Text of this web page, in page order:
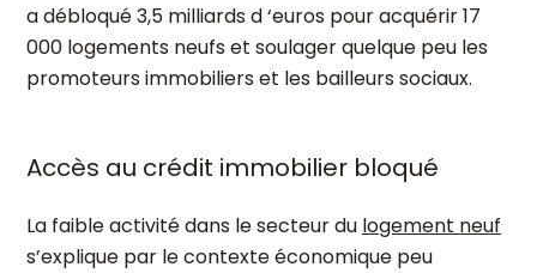
a débloqué 3,5 milliards d ‘euros pour acquérir 17
000 logements neufs et soulager quelque peu les
promoteurs immobiliers et les bailleurs sociaux.
Accès au crédit immobilier bloqué
La faible activité dans le secteur du logement neuf
s’explique par le contexte économique peu